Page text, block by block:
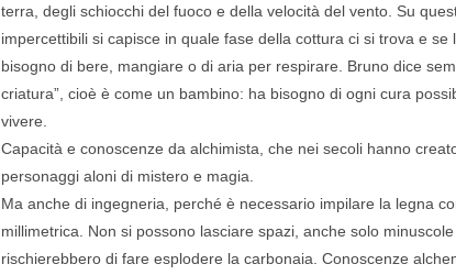
terra, degli schiocchi del fuoco e della velocità del vento. Su
impercettibili si capisce in quale fase della cottura ci si trova e se
bisogno di bere, mangiare o di aria per respirare. Bruno dice
criatura”, cioè è come un bambino: ha bisogno di ogni cura
vivere.
Capacità e conoscenze da alchimista, che nei secoli hanno
personaggi aloni di mistero e magia.
Ma anche di ingegneria, perché è necessario impilare la legna
millimetrica. Non si possono lasciare spazi, anche solo minuscole
rischierebbero di fare esplodere la carbonaia. Conoscenze